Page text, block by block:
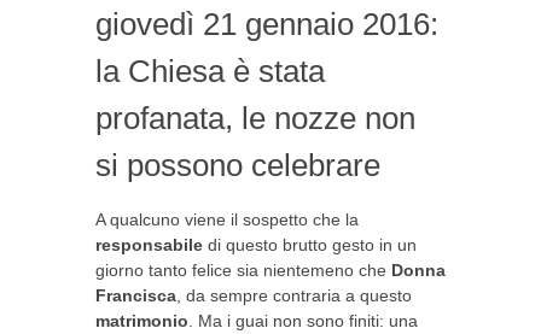
giovedì 21 gennaio 2016:
la Chiesa è stata
profanata, le nozze non
si possono celebrare
A qualcuno viene il sospetto che la
responsabile di questo brutto gesto in un
giorno tanto felice sia nientemeno che Donna
Francisca , da sempre contraria a questo
matrimonio . Ma i guai non sono finiti: una